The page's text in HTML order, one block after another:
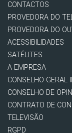
CONTACTOS
PROVEDORA DO
PROVEDORA DO
ACESSIBILIDADES
SATÉLITES
A EMPRESA
CONSELHO GERAL
CONSELHO DE
CONTRATO DE
TELEVISÃO
RGPD